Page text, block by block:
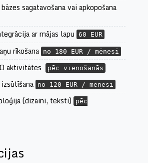
sagatavošana vai apkopošana
ar mājas lapu 60 EUR
rīkošana no 180 EUR / mēnesī
aktivitātes pēc vienošanās
no 120 EUR / mēnesī
(dizaini, teksti)
pēc